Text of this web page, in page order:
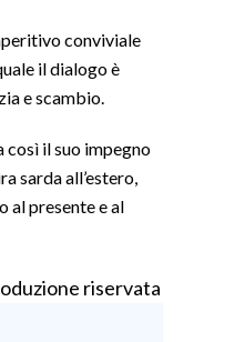
conviviale
il dialogo è
e scambio.
così il suo impegno
sarda all’estero,
al presente e al
riservata